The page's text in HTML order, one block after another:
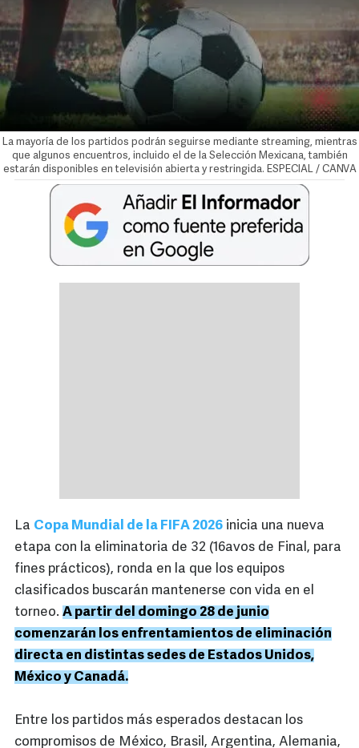
La mayoría de los partidos podrán seguirse mediante streaming, mientras
que algunos encuentros, incluido el de la Selección Mexicana, también
estarán disponibles en televisión abierta y restringida. ESPECIAL / CANVA
La Copa Mundial de la FIFA 2026 inicia una nueva
etapa con la eliminatoria de 32 (16avos de Final, para
fines prácticos), ronda en la que los equipos
clasificados buscarán mantenerse con vida en el
torneo. A partir del domingo 28 de junio
comenzarán los enfrentamientos de eliminación
directa en distintas sedes de Estados Unidos,
México y Canadá.
Entre los partidos más esperados destacan los
compromisos de México, Brasil, Argentina, Alemania,